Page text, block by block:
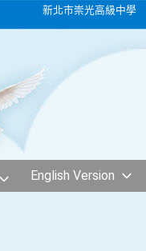
新北市崇光高級中學
English Version